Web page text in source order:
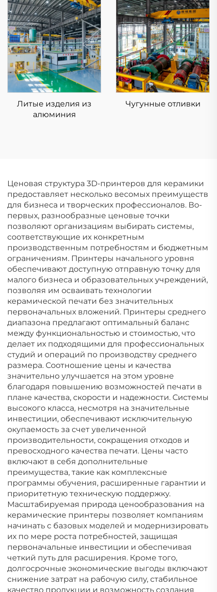
KS281MS
Литые изделия из
алюминия
Чугунные отливки
Ценовая структура 3D-принтеров для керамики
предоставляет несколько весомых преимуществ
для бизнеса и творческих профессионалов. Во-
первых, разнообразные ценовые точки
позволяют организациям выбирать системы,
соответствующие их конкретным
производственным потребностям и бюджетным
ограничениям. Принтеры начального уровня
обеспечивают доступную отправную точку для
малого бизнеса и образовательных учреждений,
позволяя им осваивать технологии
керамической печати без значительных
первоначальных вложений. Принтеры среднего
диапазона предлагают оптимальный баланс
между функциональностью и стоимостью, что
делает их подходящими для профессиональных
студий и операций по производству среднего
размера. Соотношение цены и качества
значительно улучшается на этом уровне
благодаря повышению возможностей печати в
плане качества, скорости и надежности. Системы
высокого класса, несмотря на значительные
инвестиции, обеспечивают исключительную
окупаемость за счет увеличенной
производительности, сокращения отходов и
превосходного качества печати. Цены часто
включают в себя дополнительные
преимущества, такие как комплексные
программы обучения, расширенные гарантии и
приоритетную техническую поддержку.
Масштабируемая природа ценообразования на
керамические принтеры позволяет компаниям
начинать с базовых моделей и модернизировать
их по мере роста потребностей, защищая
первоначальные инвестиции и обеспечивая
четкий путь для расширения. Кроме того,
долгосрочные экономические выгоды включают
снижение затрат на рабочую силу, стабильное
качество продукции и возможность создания